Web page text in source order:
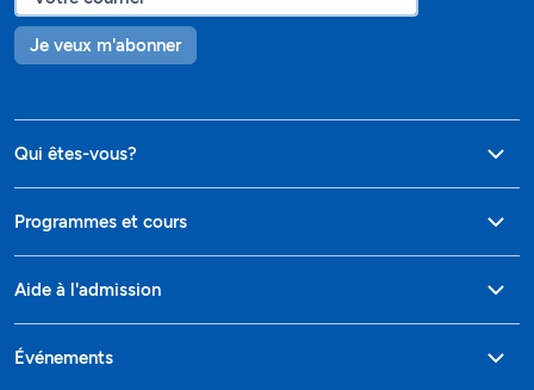
Je veux m'abonner
Qui êtes-vous?
Programmes et cours
Aide à l'admission
Événements